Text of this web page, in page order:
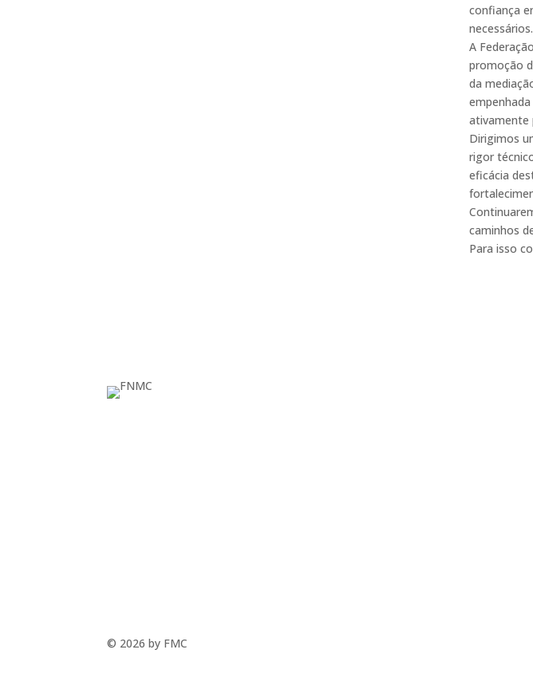
confiança
necessários.
A
promoção
da
ativamente
Dirigimos
rigor
eficácia
caminhos
Para isso
© 2026 by FMC